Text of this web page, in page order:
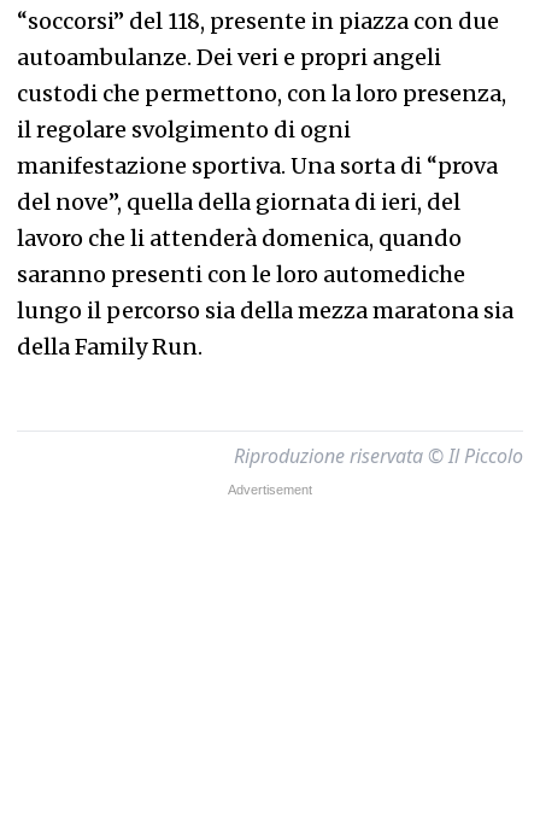
“soccorsi” del 118, presente in piazza con due
autoambulanze. Dei veri e propri angeli
custodi che permettono, con la loro presenza,
il regolare svolgimento di ogni
manifestazione sportiva. Una sorta di “prova
del nove”, quella della giornata di ieri, del
lavoro che li attenderà domenica, quando
saranno presenti con le loro automediche
lungo il percorso sia della mezza maratona sia
della Family Run.
Riproduzione riservata © Il Piccolo